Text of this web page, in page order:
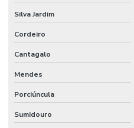
Silva Jardim
Cordeiro
Cantagalo
Mendes
Porciúncula
Sumidouro